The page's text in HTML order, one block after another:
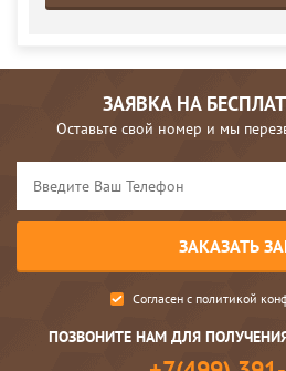
ЗАЯВКА НА
Оставьте свой номер и мы
Согласен с политикой
ПОЗВОНИТЕ НАМ ДЛЯ